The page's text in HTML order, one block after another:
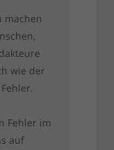
machen
wie der
Fehler im
auf